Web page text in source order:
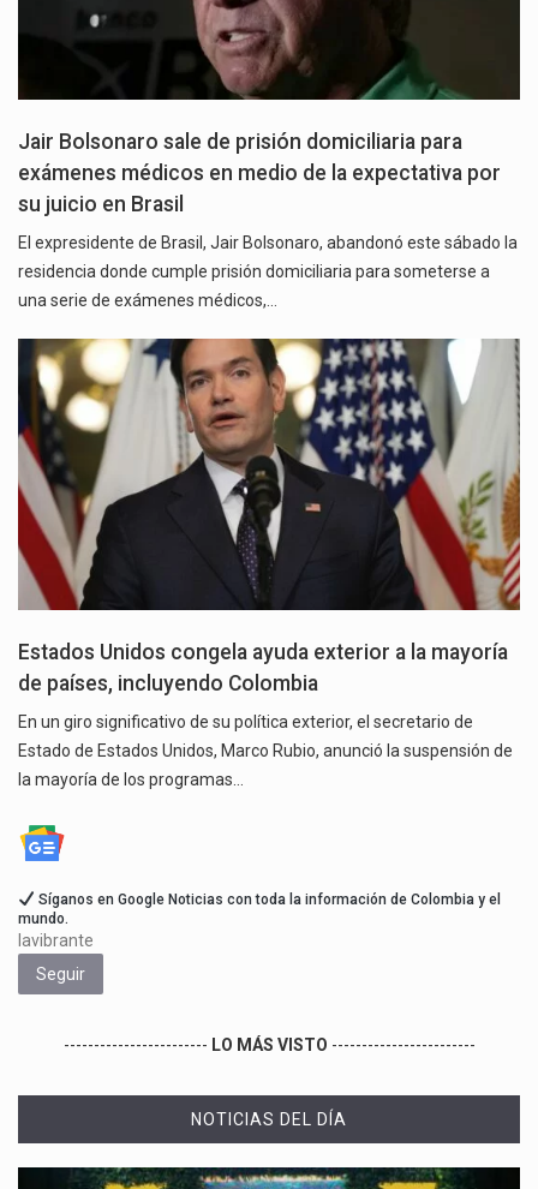
Jair Bolsonaro sale de prisión domiciliaria para
exámenes médicos en medio de la expectativa por
su juicio en Brasil
El expresidente de Brasil, Jair Bolsonaro, abandonó este sábado la
residencia donde cumple prisión domiciliaria para someterse a
una serie de exámenes médicos,…
Estados Unidos congela ayuda exterior a la mayoría
de países, incluyendo Colombia
En un giro significativo de su política exterior, el secretario de
Estado de Estados Unidos, Marco Rubio, anunció la suspensión de
la mayoría de los programas…
Síganos en Google Noticias con toda la información de Colombia y el
mundo.
lavibrante
Seguir
------------------------ LO MÁS VISTO ------------------------
NOTICIAS DEL DÍA